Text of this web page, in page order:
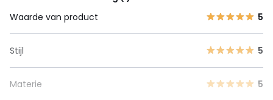
Waarde van product
5
Stijl 5
Materie 5